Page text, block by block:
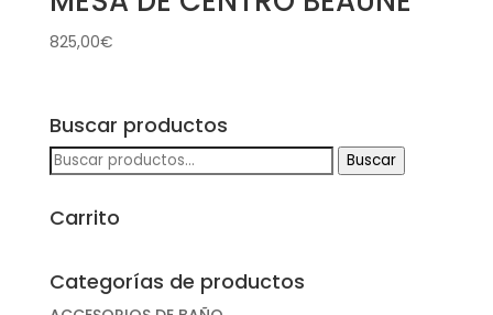
825,00€
Buscar productos
Buscar
por:
Buscar
Carrito
Categorías de productos